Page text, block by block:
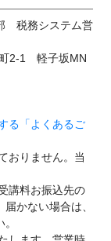
税務システム営
2-1 軽子坂MN
る「よくあるご
おりません。当
講料お振込先の
かない場合は、